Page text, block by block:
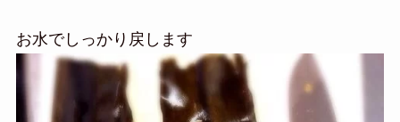
お水でしっかり戻します